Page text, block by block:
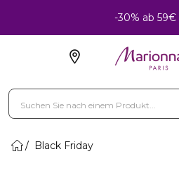
-30% ab 59€
Black Friday